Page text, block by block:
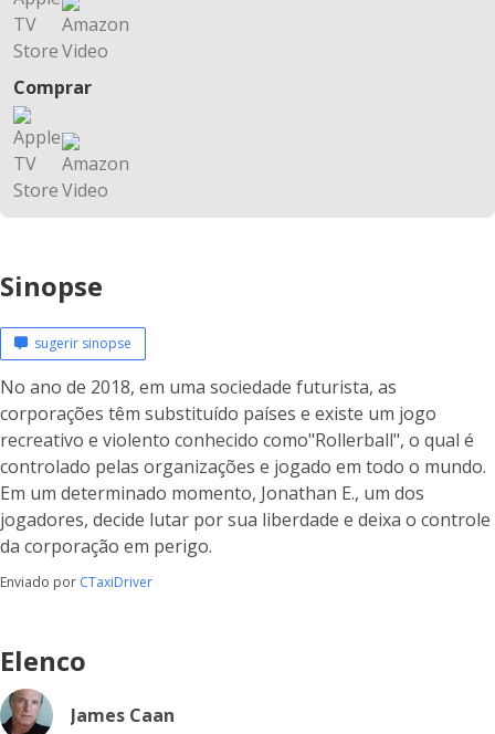
Comprar
Sinopse
sugerir sinopse
No ano de 2018, em uma sociedade futurista, as
corporações têm substituído países e existe um jogo
recreativo e violento conhecido como"Rollerball", o qual é
controlado pelas organizações e jogado em todo o mundo.
Em um determinado momento, Jonathan E., um dos
jogadores, decide lutar por sua liberdade e deixa o controle
da corporação em perigo.
Enviado por CTaxiDriver
Elenco
James Caan